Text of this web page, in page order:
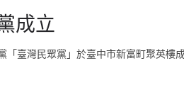
成立
「臺灣民眾黨」於臺中市新富町聚英樓